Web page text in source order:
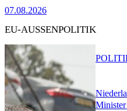
07.08.2026
EU-AUSSENPOLITIK
Minister